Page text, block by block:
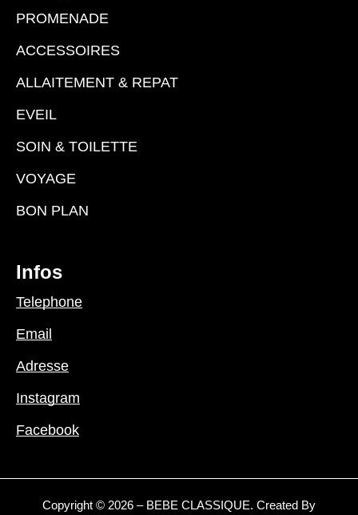
PROMENADE
ACCESSOIRES
ALLAITEMENT & REPAT
EVEIL
SOIN & TOILETTE
VOYAGE
BON PLAN
Infos
Telephone
Email
Adresse
Instagram
Facebook
Copyright © 2026 – BEBE CLASSIQUE. Created By